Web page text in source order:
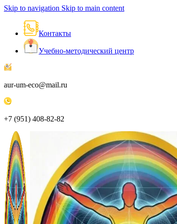
Skip to navigation Skip to main content
Контакты
Учебно-методический центр
aur-um-eco@mail.ru
+7 (951) 408-82-82